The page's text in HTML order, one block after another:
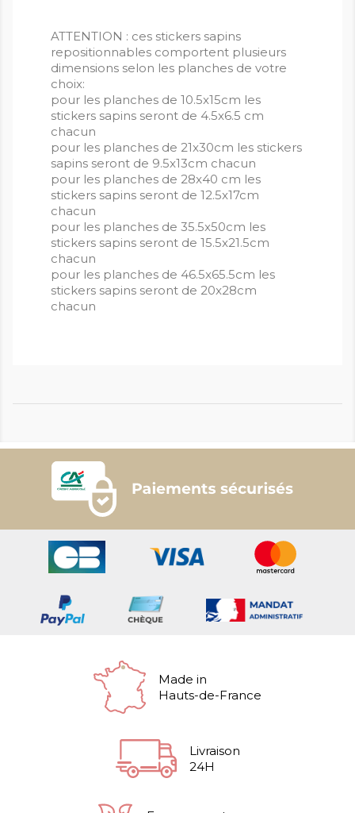
ATTENTION : ces stickers sapins
repositionnables comportent plusieurs
dimensions selon les planches de votre
choix:
pour les planches de 10.5x15cm les
stickers sapins seront de 4.5x6.5 cm
chacun
pour les planches de 21x30cm les stickers
sapins seront de 9.5x13cm chacun
pour les planches de 28x40 cm les
stickers sapins seront de 12.5x17cm
chacun
pour les planches de 35.5x50cm les
stickers sapins seront de 15.5x21.5cm
chacun
pour les planches de 46.5x65.5cm les
stickers sapins seront de 20x28cm
chacun
Made in
Hauts-de-France
Livraison
24H